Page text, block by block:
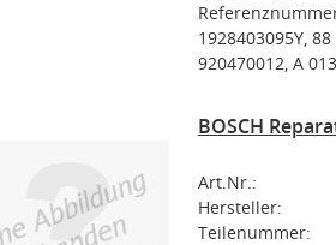
1928403095Y,
920470012, A
BOSCH
Art.Nr.:
Hersteller:
Teilenummer: